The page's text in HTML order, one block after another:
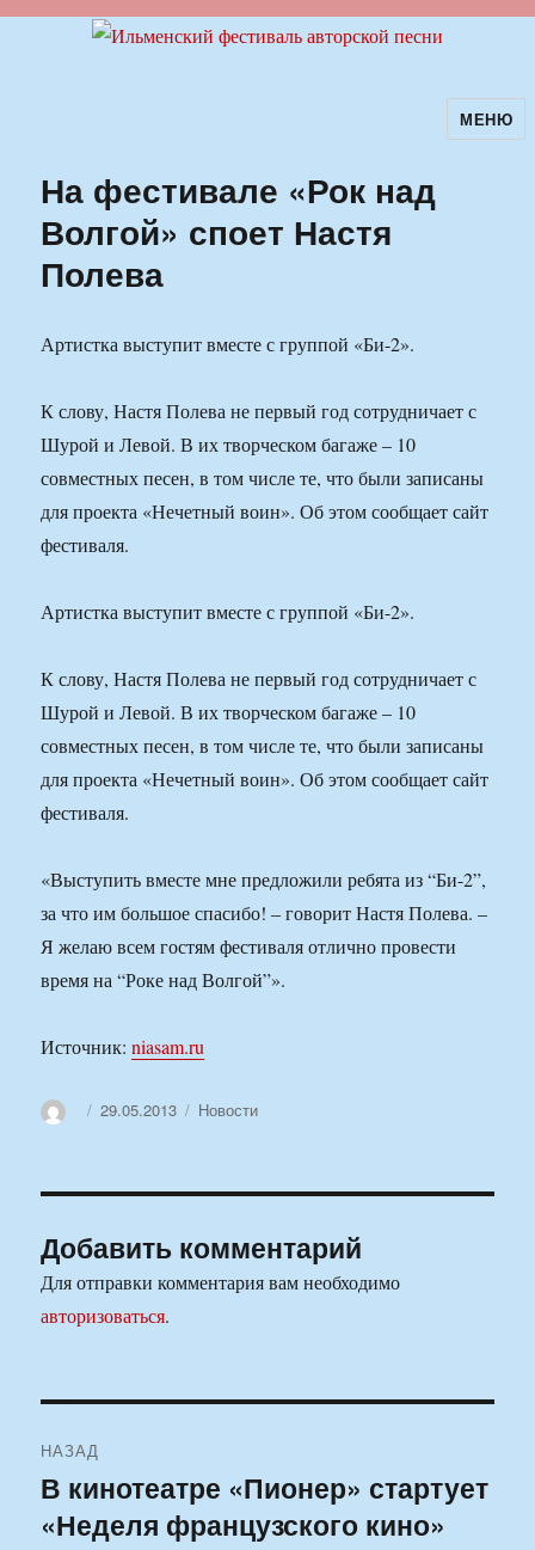
Ильменский фестиваль авторскойМЕНЮ
На фестивале «Рок над
Волгой» споет Настя
Полева
Артистка выступит вместе с группой «Би-2».
К слову, Настя Полева не первый год сотрудничает с
Шурой и Левой. В их творческом багаже – 10
совместных песен, в том числе те, что были записаны
для проекта «Нечетный воин». Об этом сообщает сайт
фестиваля.
Артистка выступит вместе с группой «Би-2».
К слову, Настя Полева не первый год сотрудничает с
Шурой и Левой. В их творческом багаже – 10
совместных песен, в том числе те, что были записаны
для проекта «Нечетный воин». Об этом сообщает сайт
фестиваля.
«Выступить вместе мне предложили ребята из “Би-2”,
за что им большое спасибо! – говорит Настя Полева. –
Я желаю всем гостям фестиваля отлично провести
время на “Роке над Волгой”».
Источник:niasam.ru
АвторОпубликовано
29.05.2013 Рубрики
Новости
Добавить комментарий
Для отправки комментария вам необходимо
авторизоваться.
по
записям
НАЗАД
Предыдущая
запись:
В кинотеатре «Пионер» стартует
«Неделя французского кино»